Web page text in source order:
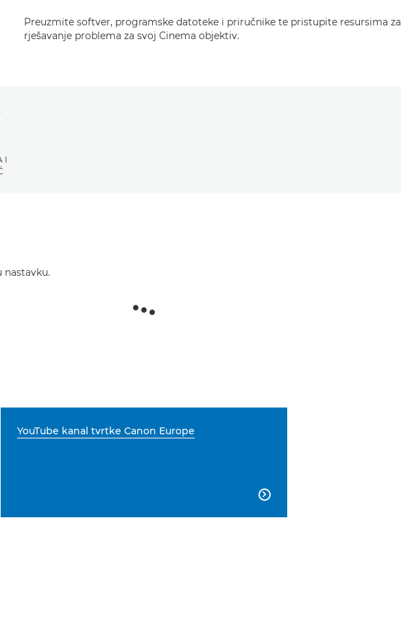
Preuzmite softver, programske datoteke i priručnike te pristupite resursima za
rješavanje problema za svoj Cinema objektiv.
I
nastavku.
YouTube kanal tvrtke Canon Europe
